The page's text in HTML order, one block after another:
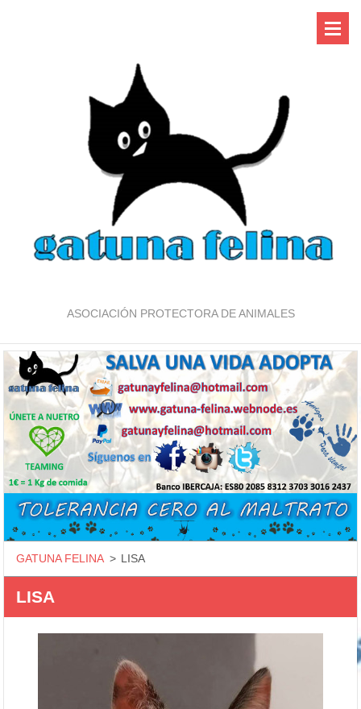
ASOCIACIÓN PROTECTORA DE ANIMALES
GATUNA FELINA > LISA
LISA